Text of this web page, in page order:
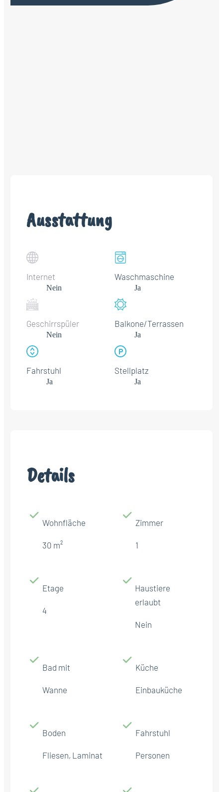
Ausstattung
Internet
Nein
Waschmaschine
Ja
Geschirrspüler
Nein
Balkone/Terrassen
Ja
Fahrstuhl
Ja
Stellplatz
Ja
Details
Wohnfläche
30 m²
Zimmer
1
Etage
4
Haustiere
erlaubt
Nein
Bad mit
Wanne
Küche
Einbauküche
Boden
Fliesen, Laminat
Fahrstuhl
Personen